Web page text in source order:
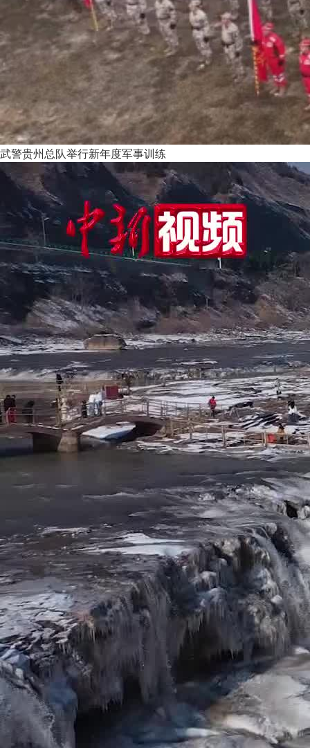
武警贵州总队举行新年度军事训练